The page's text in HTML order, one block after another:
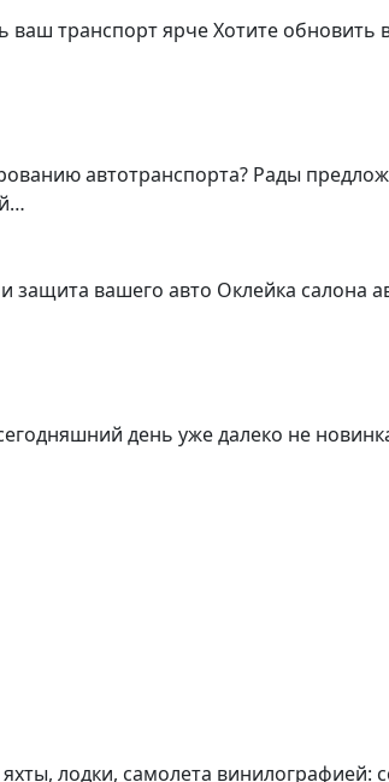
ваш транспорт ярче Хотите
автотранспорта? Рады
защита вашего авто Оклейка салона
день уже далеко не
лодки, самолета винилографией: